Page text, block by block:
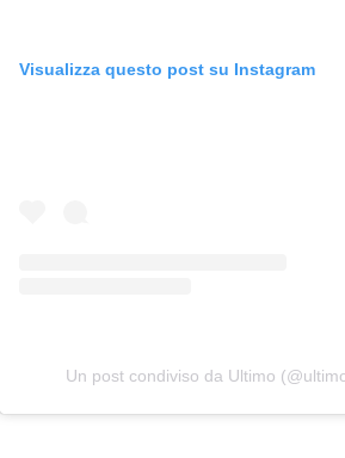
Visualizza questo post su Instagram
Un post condiviso da Ultimo